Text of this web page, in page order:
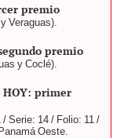
premio
Veraguas).
premio
y Coclé).
HOY: primer
Serie: 14 / Folio: 11 /
Oeste.